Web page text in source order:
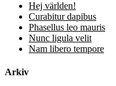
Hej världen!
Curabitur dapibus
Phasellus leo mauris
Nunc ligula velit
Nam libero tempore
Arkiv